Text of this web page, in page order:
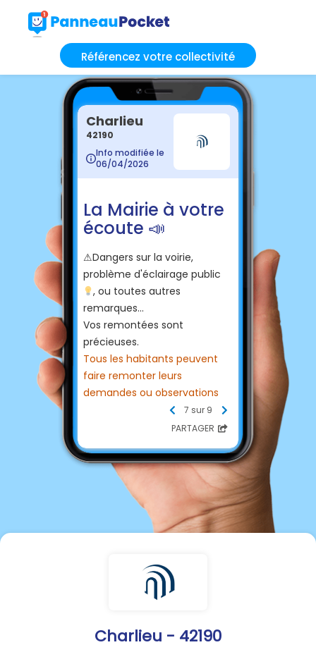
Référencez votre collectivité
Charlieu - 42190
Charlieu
42190
Info modifiée le
06/04/2026
La Mairie à votre
écoute 📣
⚠Dangers sur la voirie,
problème d'éclairage public
💡, ou toutes autres
remarques...
Vos remontées sont
précieuses.
Tous les habitants peuvent
faire remonter leurs
demandes ou observations
par courriel, avec ou sans
7 sur 9
PARTAGER